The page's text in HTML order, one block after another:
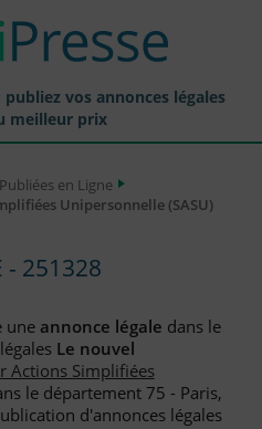
vos annonces légales
meilleur prix
Légales
d'Annonces Légales
en Ligne
Unipersonnelle (SASU)
- 251328
une annonce légale dans le
Le nouvel
Actions Simplifiées
le département 75 - Paris,
d'annonces légales